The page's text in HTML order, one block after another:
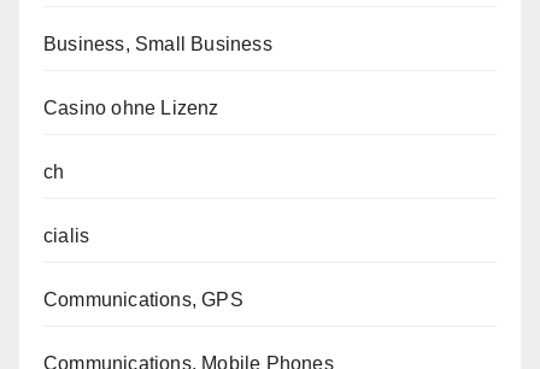
Business, Small Business
Casino ohne Lizenz
ch
cialis
Communications, GPS
Communications, Mobile Phones